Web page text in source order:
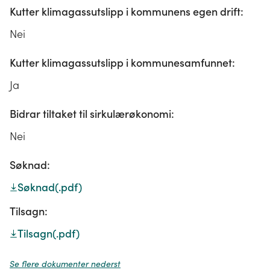
Kutter klimagassutslipp i kommunens egen drift:
Nei
Kutter klimagassutslipp i kommunesamfunnet:
Ja
Bidrar tiltaket til sirkulærøkonomi:
Nei
Søknad:
Søknad(.pdf)
Tilsagn:
Tilsagn(.pdf)
Se flere dokumenter nederst